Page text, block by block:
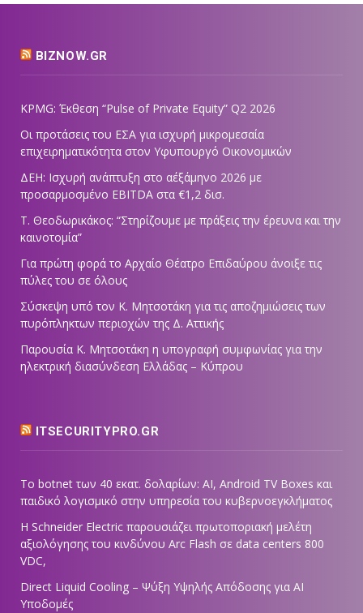
BIZNOW.GR
KPMG: Έκθεση “Pulse of Private Equity” Q2 2026
Οι προτάσεις του ΕΣΑ για ισχυρή μικρομεσαία
επιχειρηματικότητα στον Υφυπουργό Οικονομικών
ΔΕΗ: Ισχυρή ανάπτυξη στο α΄εξάμηνο 2026 με
προσαρμοσμένο EBITDA στα €1,2 δισ.
Τ. Θεοδωρικάκος: “Στηρίζουμε με πράξεις την έρευνα και την
καινοτομία”
Για πρώτη φορά το Αρχαίο Θέατρο Επιδαύρου άνοιξε τις
πύλες του σε όλους
Σύσκεψη υπό τον Κ. Μητσοτάκη για τις αποζημιώσεις των
πυρόπληκτων περιοχών της Δ. Αττικής
Παρουσία Κ. Μητσοτάκη η υπογραφή συμφωνίας για την
ηλεκτρική διασύνδεση Ελλάδας – Κύπρου
ITSECURITYPRO.GR
Το botnet των 40 εκατ. δολαρίων: AI, Android TV Boxes και
παιδικό λογισμικό στην υπηρεσία του κυβερνοεγκλήματος
Η Schneider Electric παρουσιάζει πρωτοποριακή μελέτη
αξιολόγησης του κινδύνου Arc Flash σε data centers 800
VDC,
Direct Liquid Cooling – Ψύξη Υψηλής Απόδοσης για AI
Υποδομές